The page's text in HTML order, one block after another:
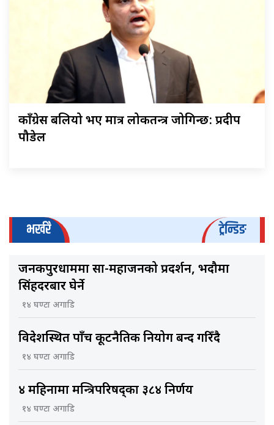
काँग्रेस बलियो भए मात्र लोकतन्त्र जोगिन्छ: प्रदीप
पौडेल
भर्खरै ट्रेन्डिङ
जनकपुरधाममा साहु-महाजनको प्रदर्शन, भदौमा
सिंहदरबार घेर्ने
१४ घण्टा अगाडि
विदेशस्थित पाँच कूटनैतिक नियोग बन्द गरिँदै
१४ घण्टा अगाडि
४ महिनामा मन्त्रिपरिषद्का ३८४ निर्णय
१४ घण्टा अगाडि